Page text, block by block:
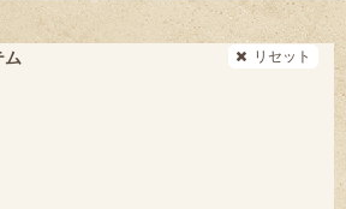
ム リセット